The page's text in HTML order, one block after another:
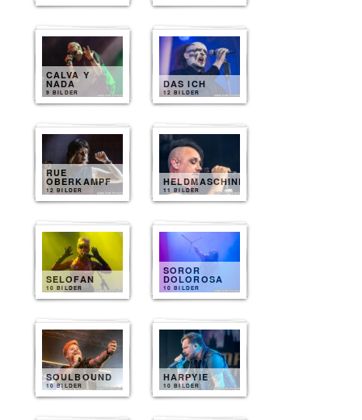
CALVA Y
NADA
9 BILDER
DAS ICH
12 BILDER
RUE
OBERKAMPF
12 BILDER
HELDMASCHINE
11 BILDER
SELOFAN
10 BILDER
SOROR
DOLOROSA
10 BILDER
SOULBOUND
10 BILDER
HARPYIE
10 BILDER